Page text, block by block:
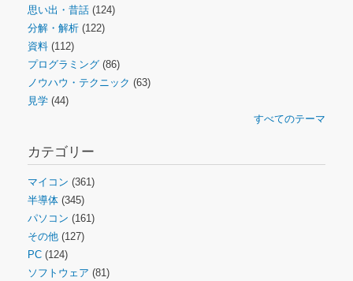
思い出・昔話 (124)
分解・解析 (122)
資料 (112)
プログラミング (86)
ノウハウ・テクニック (63)
見学 (44)
すべてのテーマ
カテゴリー
マイコン (361)
半導体 (345)
パソコン (161)
その他 (127)
PC (124)
ソフトウェア (81)